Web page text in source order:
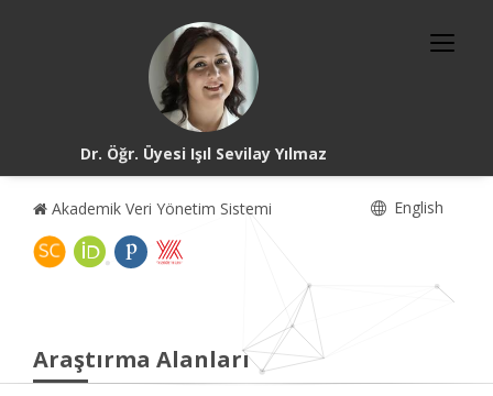
Dr. Öğr. Üyesi Işıl Sevilay Yılmaz
Akademik Veri Yönetim Sistemi English
Araştırma Alanları